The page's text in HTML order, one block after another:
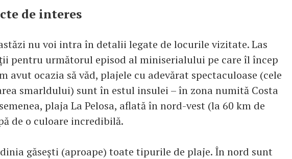
de interes
nu voi intra în detalii legate de locurile vizitate. Las
pentru următorul episod al miniserialului pe care îl încep
avut ocazia să văd, plajele cu adevărat spectaculoase (cele
smarldului) sunt în estul insulei – în zona numită Costa
plaja La Pelosa, aflată în nord-vest (la 60 km de
de o culoare incredibilă.
găsești (aproape) toate tipurile de plaje. În nord sunt